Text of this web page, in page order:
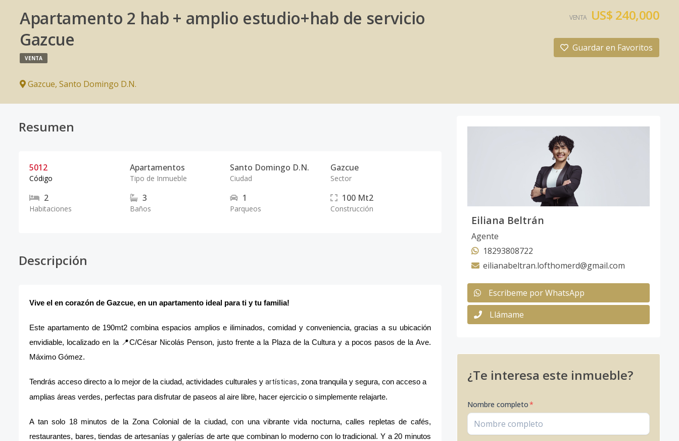
Apartamento 2 hab + amplio estudio+hab de servicio
Gazcue
VENTA
Gazcue, Santo Domingo D.N.
VENTA US$ 240,000
Guardar en Favoritos
Resumen
5012
Código
Apartamentos
Tipo de Inmueble
Santo Domingo D.N.
Ciudad
Gazcue
Sector
2
Habitaciones
3
Baños
1
Parqueos
100 Mt2
Construcción
Descripción
Vive el en corazón de Gazcue, en un apartamento ideal para ti y tu familia!
Este apartamento de 190mt2 combina espacios amplios e iliminados, comidad y conveniencia, gracias a su ubicación
envidiable, localizado en la 📍C/César Nicolás Penson, justo frente a la Plaza de la Cultura y a pocos pasos de la Ave.
Máximo Gómez.
Tendrás acceso directo a lo mejor de la ciudad, actividades culturales y artísticas, zona tranquila y segura, con acceso a
amplias áreas verdes, perfectas para disfrutar de paseos al aire libre, hacer ejercicio o simplemente relajarte.
A tan solo 18 minutos de la Zona Colonial de la ciudad, con una vibrante vida nocturna, calles repletas de cafés,
restaurantes, bares, tiendas de artesanías y galerías de arte que combinan lo moderno con lo tradicional. Y a 20 minutos
Eiliana Beltrán
Agente
18293808722
eilianabeltran.lofthomerd@gmail.com
Escribeme por WhatsApp
Llámame
¿Te interesa este inmueble?
Nombre completo*